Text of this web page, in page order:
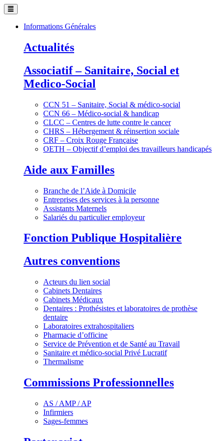
Informations Générales
Actualités
Associatif – Sanitaire, Social et
Medico-Social
CCN 51 – Sanitaire, Social & médico-social
CCN 66 – Médico-social & handicap
CLCC – Centres de lutte contre le cancer
CHRS – Hébergement & réinsertion sociale
CRF – Croix Rouge Française
OETH – Objectif d’emploi des travailleurs handicapés
Aide aux Familles
Branche de l’Aide à Domicile
Entreprises des services à la personne
Assistants Maternels
Salariés du particulier employeur
Fonction Publique Hospitalière
Autres conventions
Acteurs du lien social
Cabinets Dentaires
Cabinets Médicaux
Dentaires : Prothésistes et laboratoires de prothèse
dentaire
Laboratoires extrahospitaliers
Pharmacie d’officine
Service de Prévention et de Santé au Travail
Sanitaire et médico-social Privé Lucratif
Thermalisme
Commissions Professionnelles
AS / AMP / AP
Infirmiers
Sages-femmes